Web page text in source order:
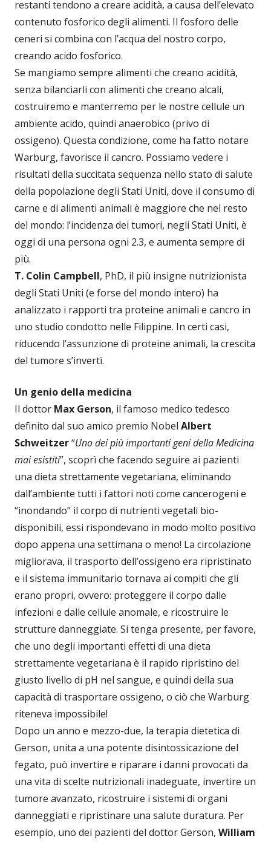
restanti tendono a creare acidità, a causa dell’elevato
contenuto fosforico degli alimenti. Il fosforo delle
ceneri si combina con l’acqua del nostro corpo,
creando acido fosforico.
Se mangiamo sempre alimenti che creano acidità,
senza bilanciarli con alimenti che creano alcali,
costruiremo e manterremo per le nostre cellule un
ambiente acido, quindi anaerobico (privo di
ossigeno). Questa condizione, come ha fatto notare
Warburg, favorisce il cancro. Possiamo vedere i
risultati della succitata sequenza nello stato di salute
della popolazione degli Stati Uniti, dove il consumo di
carne e di alimenti animali è maggiore che nel resto
del mondo: l’incidenza dei tumori, negli Stati Uniti, è
oggi di una persona ogni 2.3, e aumenta sempre di
più.
T. Colin Campbell, PhD, il più insigne nutrizionista
degli Stati Uniti (e forse del mondo intero) ha
analizzato i rapporti tra proteine animali e cancro in
uno studio condotto nelle Filippine. In certi casi,
riducendo l’assunzione di proteine animali, la crescita
del tumore s’invertì.
Un genio della medicina
Il dottor Max Gerson, il famoso medico tedesco
definito dal suo amico premio Nobel Albert
Schweitzer“Uno dei più importanti geni della Medicina
mai esistiti”, scoprì che facendo seguire ai pazienti
una dieta strettamente vegetariana, eliminando
dall’ambiente tutti i fattori noti come cancerogeni e
“inondando” il corpo di nutrienti vegetali bio-
disponibili, essi rispondevano in modo molto positivo
dopo appena una settimana o meno! La circolazione
migliorava, il trasporto dell’ossigeno era ripristinato
e il sistema immunitario tornava ai compiti che gli
erano propri, ovvero: proteggere il corpo dalle
infezioni e dalle cellule anomale, e ricostruire le
strutture danneggiate. Si tenga presente, per favore,
che uno degli importanti effetti di una dieta
strettamente vegetariana è il rapido ripristino del
giusto livello di pH nel sangue, e quindi della sua
capacità di trasportare ossigeno, o ciò che Warburg
riteneva impossibile!
Dopo un anno e mezzo-due, la terapia dietetica di
Gerson, unita a una potente disintossicazione del
fegato, può invertire e riparare i danni provocati da
una vita di scelte nutrizionali inadeguate, invertire un
tumore avanzato, ricostruire i sistemi di organi
danneggiati e ripristinare una salute duratura. Per
esempio, uno dei pazienti del dottor Gerson, William